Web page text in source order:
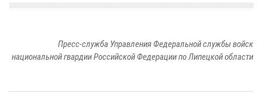
Пресс-служба Управления Федеральной службы войск
национальной гвардии Российской Федерации по Липецкой области